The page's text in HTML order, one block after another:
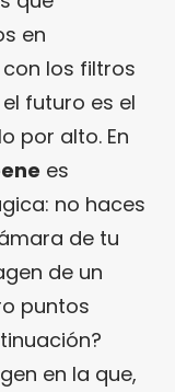
en
los filtros
futuro es el
por alto. En
es
no haces
de tu
de un
puntos
en la que,